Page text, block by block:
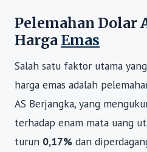
Pelemahan Dolar
Harga Emas
Salah satu faktor utama
harga emas adalah
AS Berjangka, yang
terhadap enam mata uang
turun 0,17% dan